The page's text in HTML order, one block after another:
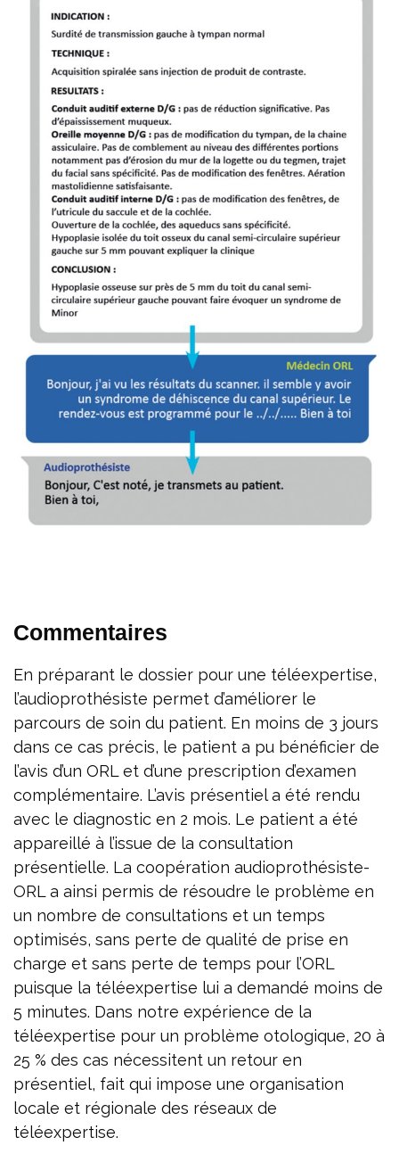
Commentaires
En préparant le dossier pour une téléexpertise,
l’audioprothésiste permet d’améliorer le
parcours de soin du patient. En moins de 3 jours
dans ce cas précis, le patient a pu bénéficier de
l’avis d’un ORL et d’une prescription d’examen
complémentaire. L’avis présentiel a été rendu
avec le diagnostic en 2 mois. Le patient a été
appareillé à l’issue de la consultation
présentielle. La coopération audioprothésiste-
ORL a ainsi permis de résoudre le problème en
un nombre de consultations et un temps
optimisés, sans perte de qualité de prise en
charge et sans perte de temps pour l’ORL
puisque la téléexpertise lui a demandé moins de
5 minutes. Dans notre expérience de la
téléexpertise pour un problème otologique, 20 à
25 % des cas nécessitent un retour en
présentiel, fait qui impose une organisation
locale et régionale des réseaux de
téléexpertise.